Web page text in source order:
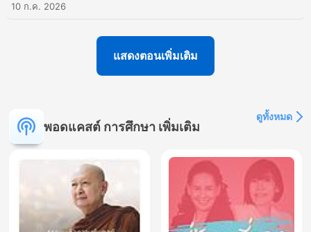
10 ก.ค. 2026
แสดงตอนเพิ่มเติม
พอดแคสต์ การศึกษา เพิ่มเติม
ดูทั้งหมด